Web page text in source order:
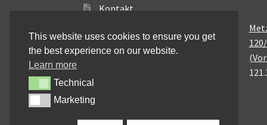
Kontakt
This website uses cookies to ensure you get
the best experience on our website.
Learn more
TechnicalTechnical
MarketingMarketing